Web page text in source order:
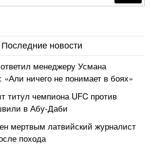
Последние новости
менеджеру Усмана
ничего не понимает в боях»
титул чемпиона UFC против
в Абу-Даби
мертвым латвийский журналист
похода